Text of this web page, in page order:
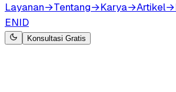
Layanan→Tentang→Karya→Artikel→
ENID
Konsultasi Gratis